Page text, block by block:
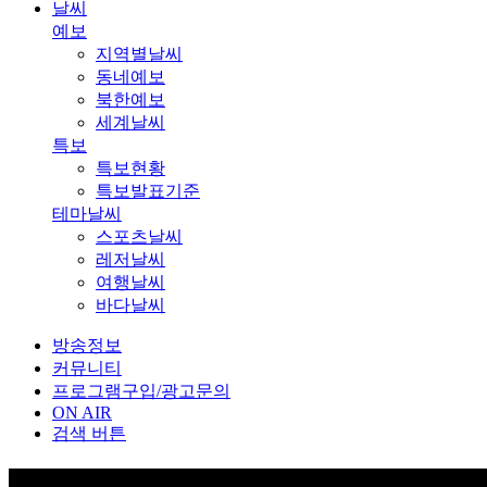
날씨
예보
지역별날씨
동네예보
북한예보
세계날씨
특보
특보현황
특보발표기준
테마날씨
스포츠날씨
레저날씨
여행날씨
바다날씨
방송정보
커뮤니티
프로그램구입/광고문의
ON AIR
검색 버튼